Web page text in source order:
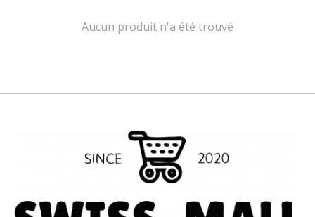
Aucun produit n'a été trouvé